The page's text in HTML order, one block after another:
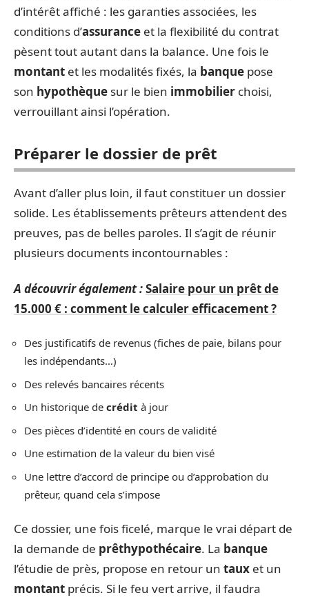
d’intérêt affiché : les garanties associées, les
conditions d’assurance et la flexibilité du contrat
pèsent tout autant dans la balance. Une fois le
montant et les modalités fixés, la banque pose
son hypothèque sur le bien immobilier choisi,
verrouillant ainsi l’opération.
Préparer le dossier de prêt
Avant d’aller plus loin, il faut constituer un dossier
solide. Les établissements prêteurs attendent des
preuves, pas de belles paroles. Il s’agit de réunir
plusieurs documents incontournables :
A découvrir également :Salaire pour un prêt de
15.000 € : comment le calculer efficacement ?
Des justificatifs de revenus (fiches de paie, bilans pour
les indépendants…)
Des relevés bancaires récents
Un historique de crédit à jour
Des pièces d’identité en cours de validité
Une estimation de la valeur du bien visé
Une lettre d’accord de principe ou d’approbation du
prêteur, quand cela s’impose
Ce dossier, une fois ficelé, marque le vrai départ de
la demande de prêthypothécaire. La banque
l’étudie de près, propose en retour un taux et un
montant précis. Si le feu vert arrive, il faudra